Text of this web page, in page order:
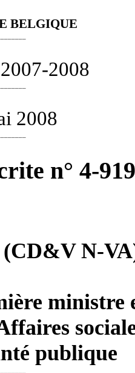
BELGIQUE
2008
2008
n° 4-
(CD&V N-
ministre
publique